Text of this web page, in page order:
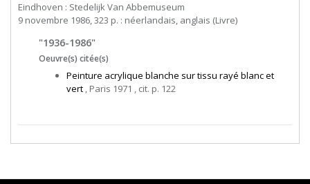
Eindhoven : Stedelijk Van Abbemuseum
9 novembre 1986, 323 p. : néerlandais, anglais (Livre)
"1936-1986"
Oeuvre(s) citée(s)
Peinture acrylique blanche sur tissu rayé blanc et
vert , Paris 1971 , cit. p. 122